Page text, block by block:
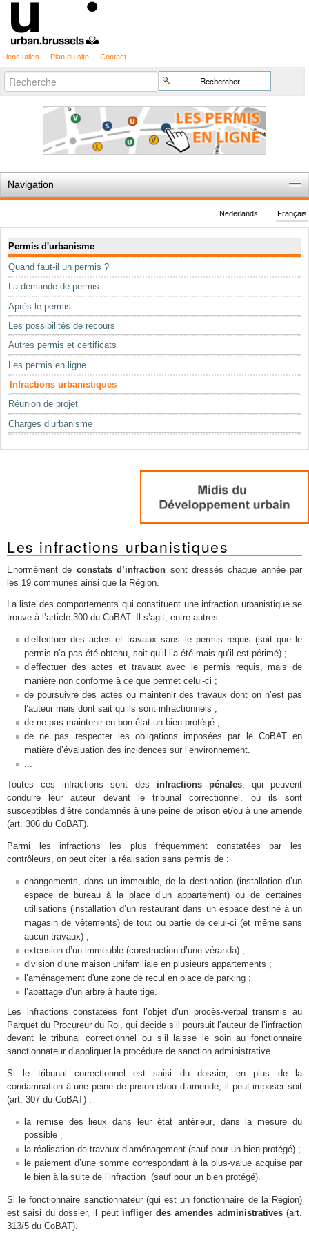
Liens utiles Plan du site Contact
Chercher par
Recherche
avancée…
Navigation
Règles du jeu
Permis d'urbanisme
Cartographie
Etudes et publications
Mots-clés
Renseignements urbanistiques
Français
Nederlands
Permis d'urbanisme
Quand faut-il un permis ?
La demande de permis
Après le permis
Les possibilités de recours
Autres permis et certificats
Les permis en ligne
Infractions urbanistiques
Réunion de projet
Charges d’urbanisme
Les infractions urbanistiques
Enormément de constats d’infraction sont dressés chaque année par
les 19 communes ainsi que la Région.
La liste des comportements qui constituent une infraction urbanistique se
trouve à l’article 300 du CoBAT. Il s’agit, entre autres :
d’effectuer des actes et travaux sans le permis requis (soit que le
permis n’a pas été obtenu, soit qu’il l’a été mais qu’il est périmé) ;
d’effectuer des actes et travaux avec le permis requis, mais de
manière non conforme à ce que permet celui-ci ;
de poursuivre des actes ou maintenir des travaux dont on n’est pas
l’auteur mais dont sait qu’ils sont infractionnels ;
de ne pas maintenir en bon état un bien protégé ;
de ne pas respecter les obligations imposées par le CoBAT en
matière d’évaluation des incidences sur l’environnement.
...
Toutes ces infractions sont des infractions pénales, qui peuvent
conduire leur auteur devant le tribunal correctionnel, où ils sont
susceptibles d’être condamnés à une peine de prison et/ou à une amende
(art. 306 du CoBAT).
Parmi les infractions les plus fréquemment constatées par les
contrôleurs, on peut citer la réalisation sans permis de :
changements, dans un immeuble, de la destination (installation d’un
espace de bureau à la place d’un appartement) ou de certaines
utilisations (installation d’un restaurant dans un espace destiné à un
magasin de vêtements) de tout ou partie de celui-ci (et même sans
aucun travaux) ;
extension d’un immeuble (construction d’une véranda) ;
division d’une maison unifamiliale en plusieurs appartements ;
l’aménagement d'une zone de recul en place de parking ;
l’abattage d’un arbre à haute tige.
Les infractions constatées font l’objet d’un procès-verbal transmis au
Parquet du Procureur du Roi, qui décide s’il poursuit l’auteur de l’infraction
devant le tribunal correctionnel ou s’il laisse le soin au fonctionnaire
sanctionnateur d’appliquer la procédure de sanction administrative.
Si le tribunal correctionnel est saisi du dossier, en plus de la
condamnation à une peine de prison et/ou d’amende, il
peut imposer soit
(art. 307 du CoBAT) :
la remise des lieux dans leur état antérieur, dans la mesure du
possible ;
la réalisation de travaux d’aménagement (sauf pour un bien protégé) ;
le paiement d’une somme correspondant à la plus-value acquise par
le bien à la suite de l’infraction (sauf pour un bien protégé).
Si le fonctionnaire sanctionnateur (qui est un fonctionnaire de la Région)
est saisi du dossier, il peut infliger des amendes administratives(art.
313/5 du CoBAT).